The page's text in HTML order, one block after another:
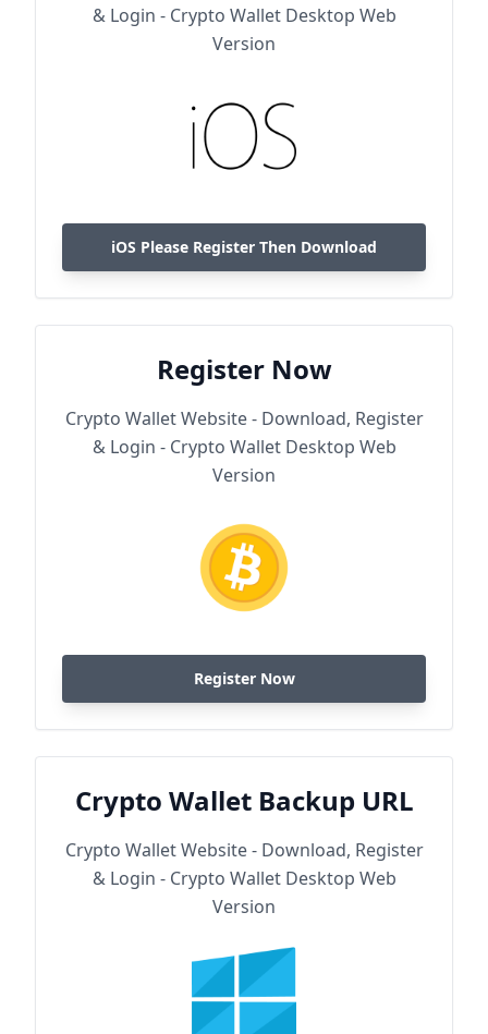
& Login - Crypto Wallet Desktop Web
Version
iOS Please Register Then Download
Register Now
Crypto Wallet Website - Download, Register
& Login - Crypto Wallet Desktop Web
Version
Register Now
Crypto Wallet Backup URL
Crypto Wallet Website - Download, Register
& Login - Crypto Wallet Desktop Web
Version